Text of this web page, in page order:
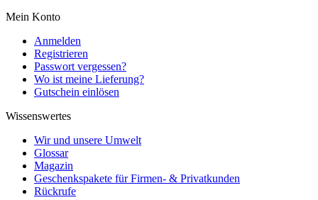
Mein Konto
Anmelden
Registrieren
Passwort vergessen?
Wo ist meine Lieferung?
Gutschein einlösen
Wissenswertes
Wir und unsere Umwelt
Glossar
Magazin
Geschenkspakete für Firmen- & Privatkunden
Rückrufe